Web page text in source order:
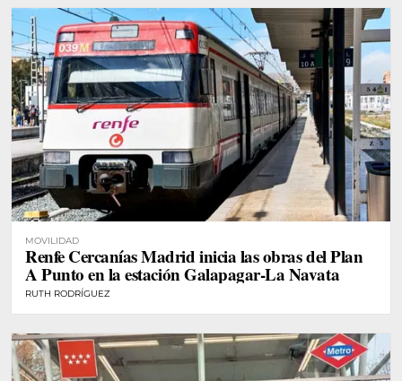
MOVILIDAD
Renfe Cercanías Madrid inicia las obras del Plan
A Punto en la estación Galapagar-La Navata
RUTH RODRÍGUEZ